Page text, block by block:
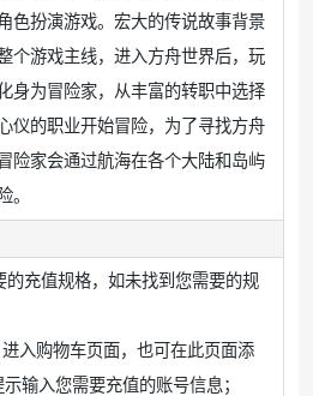
色扮演游戏。宏大的传说故事背景
个游戏主线，进入方舟世界后，玩
身为冒险家，从丰富的转职中选择
仪的职业开始冒险，为了寻找方舟
险家会通过航海在各个大陆和岛屿
。
的充值规格，如未找到您需要的规
入购物车页面，也可在此页面添
输入您需要充值的账号信息；